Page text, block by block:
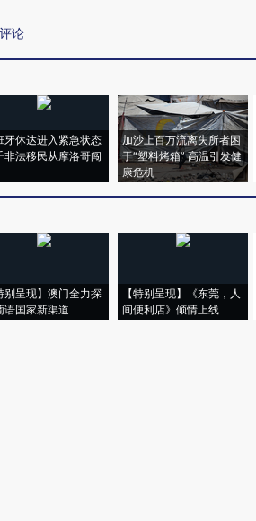
论
牙休达进入紧急状态
非法移民从摩洛哥闯
加沙上百万流离失所者困
于“塑料烤箱” 高温引发健
康危机
别呈现】澳门全力探
语国家新渠道
【特别呈现】《东莞，人
间便利店》倾情上线